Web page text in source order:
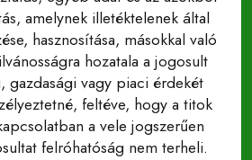
amelynek illetéktelenek által
hasznosítása, másokkal való
hozatala a jogosult
gazdasági vagy piaci érdekét
feltéve, hogy a titok
a vele jogszerűen
felróhatóság nem terheli.